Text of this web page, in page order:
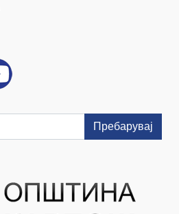
Пребарувај